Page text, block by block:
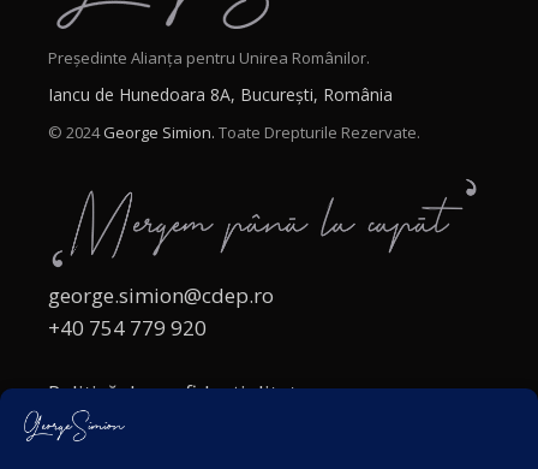
Președinte Alianța pentru Unirea Românilor.
Iancu de Hunedoara 8A, București, România
© 2024George Simion. Toate Drepturile Rezervate.
george.simion@cdep.ro
+40 754 779 920
Politică de confidențialitate
Politica cookies